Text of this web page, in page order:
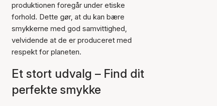
produktionen foregår under etiske
forhold. Dette gør, at du kan bære
smykkerne med god samvittighed,
velvidende at de er produceret med
respekt for planeten.
Et stort udvalg – Find dit
perfekte smykke